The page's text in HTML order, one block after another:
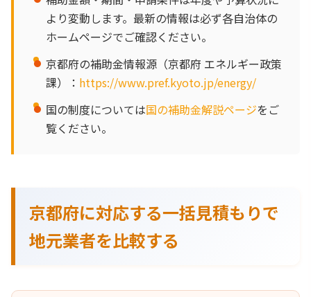
より変動します。最新の情報は必ず各自治体の
ホームページでご確認ください。
京都府の補助金情報源（京都府 エネルギー政策
課）： https://www.pref.kyoto.jp/energy/
国の制度については国の補助金解説ページをご
覧ください。
京都府に対応する一括見積もりで
地元業者を比較する